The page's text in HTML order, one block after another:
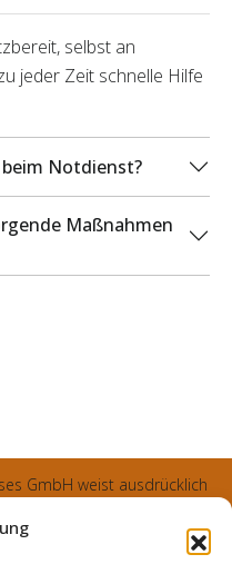
selbst an
jeder Zeit schnelle Hilfe
Notdienst?
Maßnahmen
GmbH weist ausdrücklich
die SecuPart GmbH